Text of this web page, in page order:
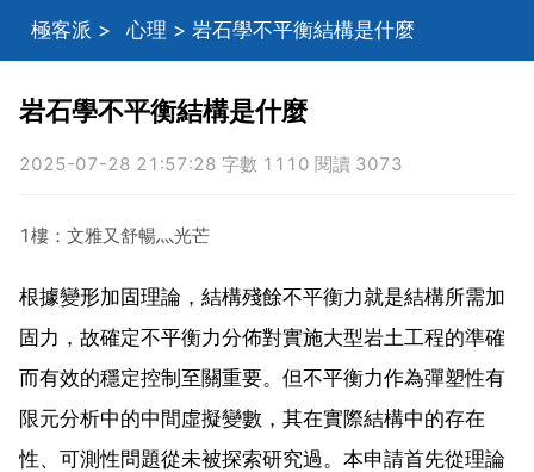
極客派 > 心理 > 岩石學不平衡結構是什麼
岩石學不平衡結構是什麼
2025-07-28 21:57:28 字數 1110 閱讀 3073
1樓：文雅又舒暢灬光芒
根據變形加固理論，結構殘餘不平衡力就是結構所需加
固力，故確定不平衡力分佈對實施大型岩土工程的準確
而有效的穩定控制至關重要。但不平衡力作為彈塑性有
限元分析中的中間虛擬變數，其在實際結構中的存在
性、可測性問題從未被探索研究過。本申請首先從理論